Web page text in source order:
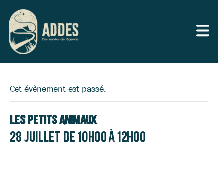
Cet évènement est passé.
Les Petits Animaux
28 juillet de 10h00à12h00